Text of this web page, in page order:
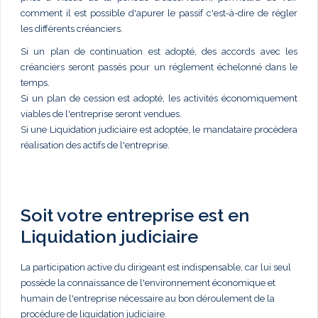
comment il est possible d'apurer le passif c'est-à-dire de régler
les différents créanciers.
Si un plan de continuation est adopté, des accords avec les
créanciers seront passés pour un réglement échelonné dans le
temps.
Si un plan de cession est adopté, les activités économiquement
viables de l'entreprise seront vendues.
Si une Liquidation judiciaire est adoptée, le mandataire procèdera
réalisation des actifs de l'entreprise.
Soit votre entreprise est en
Liquidation judiciaire
La participation active du dirigeant est indispensable, car lui seul
possède la connaissance de l'environnement économique et
humain de l'entreprise nécessaire au bon déroulement de la
procédure de liquidation judiciaire.